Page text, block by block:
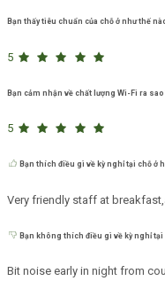
Bạn thấy tiêu chuẩn của chỗ ở như thế
5
Bạn cảm nhận về chất lượng Wi-Fi ra
5
Bạn thích điều gì về kỳ nghỉ tại chỗ ở
Very friendly staff at
Bạn không thích điều gì về kỳ nghỉ tại
Bit noise early in night from